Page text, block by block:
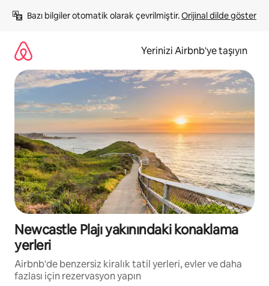
atla
Bazı bilgiler otomatik olarak çevrilmiştir. Orijinal dilde göster
Yerinizi Airbnb'ye taşıyın
Newcastle Plajı yakınındaki konaklama
yerleri
Airbnb'de benzersiz kiralık tatil yerleri, evler ve daha
fazlası için rezervasyon yapın